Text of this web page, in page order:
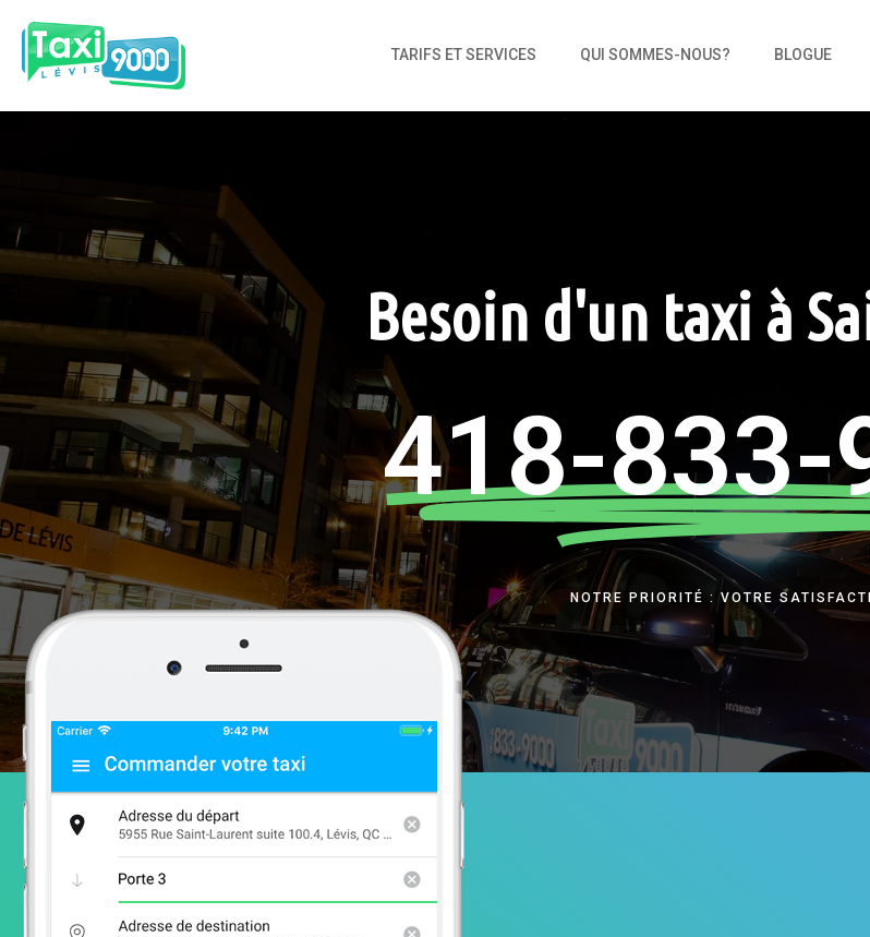
TARIFS ET SERVICES QUI SOMMES-NOUS? BLOGUE
Besoin d'un taxi à
418-833-
NOTRE PRIORITÉ : VOTRE